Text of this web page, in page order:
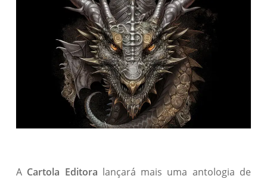
A Cartola Editora lançará mais uma antologia de